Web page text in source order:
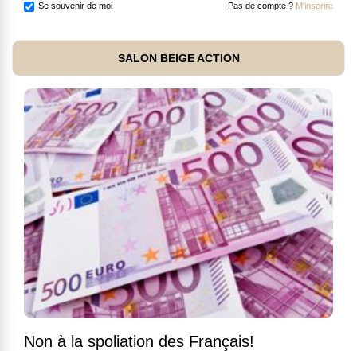
Se souvenir de moi Pas de compte ? M'inscrire
SALON BEIGE ACTION
Non à la spoliation des Français!